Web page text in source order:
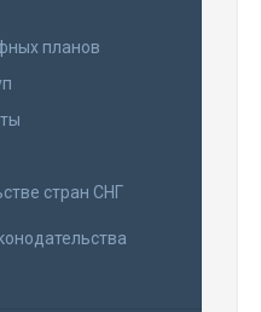
планов
стран СНГ